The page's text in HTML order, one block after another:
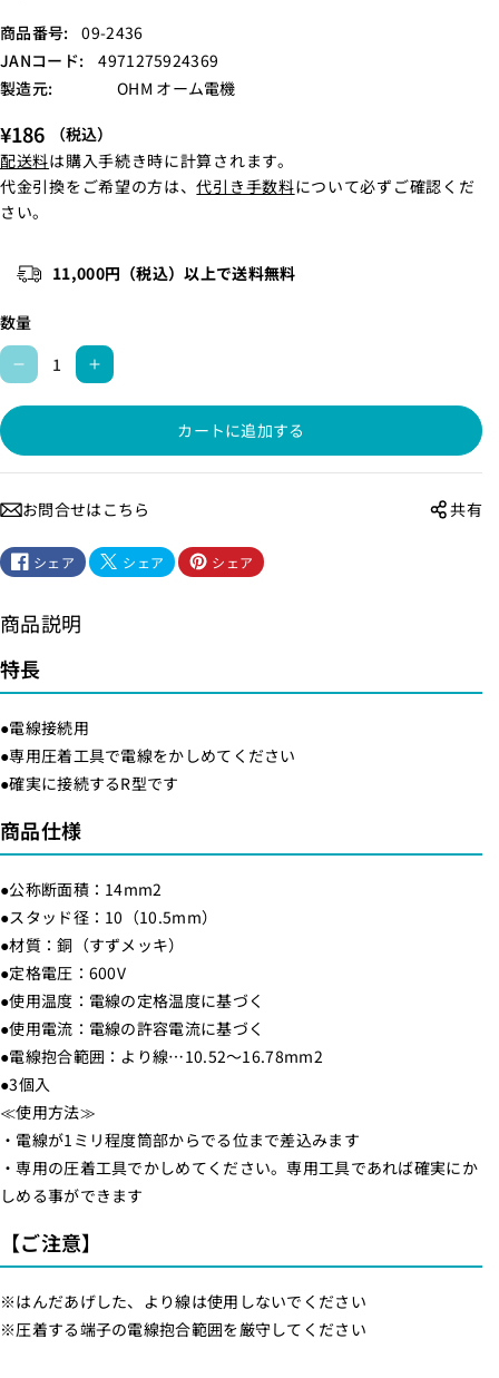
商品番号: S
K
09-2436
JANコード:
4971275924369
製造元:
OHM オーム電機
¥186
（税込）
配送料は購入手続き時に計算されます。
代金引換をご希望の方は、代引き手数料について必ずご確認くだ
さい。
11,000円（税込）以上で送料無料
数量
丸
型
子
R
1
4
-
1
0
/
3
個
入
）
0
9
-
2
4
3
6
_
D
Z
-
1
4
-
1
丸
型
子
R
1
4
/
個
入
0
9
-
2
4
3
6
D
Z
-
4
-
1
カートに追加する
お問合せはこちら 共有
シェア シェア シェア
商品説明
特長
●電線接続用
●専用圧着工具で電線をかしめてください
●確実に接続するR型です
商品仕様
●公称断面積：14mm2
●スタッド径：10（10.5mm）
●材質：銅（すずメッキ）
●定格電圧：600V
●使用温度：電線の定格温度に基づく
●使用電流：電線の許容電流に基づく
●電線抱合範囲：より線…10.52～16.78mm2
●3個入
≪使用方法≫
・電線が1ミリ程度筒部からでる位まで差込みます
・専用の圧着工具でかしめてください。専用工具であれば確実にか
しめる事ができます
【ご注意】
※はんだあげした、より線は使用しないでください
※圧着する端子の電線抱合範囲を厳守してください